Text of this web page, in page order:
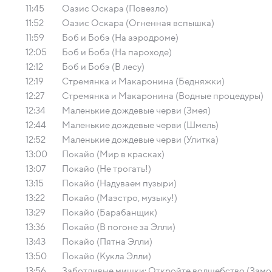
11:45
Оазис Оскара (Повезло)
11:52
Оазис Оскара (Огненная вспышка)
11:59
Боб и Бобэ (На аэродроме)
12:05
Боб и Бобэ (На пароходе)
12:12
Боб и Бобэ (В лесу)
12:19
Стремянка и Макаронина (Бедняжки)
12:27
Стремянка и Макаронина (Водные процедуры)
12:34
Маленькие дождевые черви (Змея)
12:44
Маленькие дождевые черви (Шмель)
12:52
Маленькие дождевые черви (Улитка)
13:00
Покайо (Мир в красках)
13:07
Покайо (Не трогать!)
13:15
Покайо (Надуваем пузыри)
13:22
Покайо (Маэстро, музыку!)
13:29
Покайо (Барабанщик)
13:36
Покайо (В погоне за Элли)
13:43
Покайо (Пятна Элли)
13:50
Покайо (Кукла Элли)